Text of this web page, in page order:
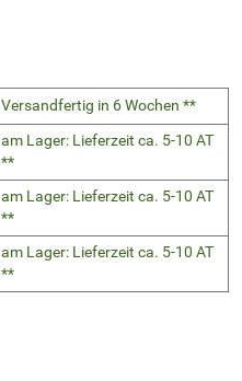
Versandfertig in 6 Wochen **
am Lager: Lieferzeit ca. 5-10 AT
**
am Lager: Lieferzeit ca. 5-10 AT
**
am Lager: Lieferzeit ca. 5-10 AT
**